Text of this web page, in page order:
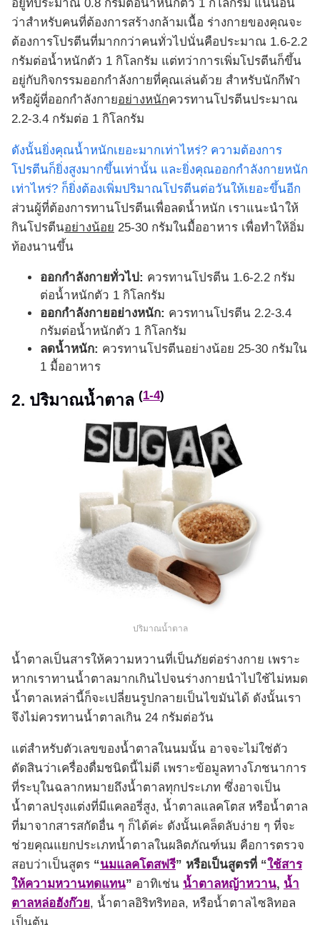
อยู่ที่ประมาณ 0.8 กรัมต่อน้ำหนักตัว 1 กิโลกรัม แน่นอน
ว่าสำหรับคนที่ต้องการสร้างกล้ามเนื้อ ร่างกายของคุณจะ
ต้องการโปรตีนที่มากกว่าคนทั่วไปนั่นคือประมาณ 1.6-2.2
กรัมต่อน้ำหนักตัว 1 กิโลกรัม แต่ทว่าการเพิ่มโปรตีนก็ขึ้น
อยู่กับกิจกรรมออกกำลังกายที่คุณเล่นด้วย สำหรับนักกีฬา
หรือผู้ที่ออกกำลังกายอย่างหนักควรทานโปรตีนประมาณ
2.2-3.4 กรัมต่อ 1 กิโลกรัม
ดังนั้นยิ่งคุณน้ำหนักเยอะมากเท่าไหร่? ความต้องการ
โปรตีนก็ยิ่งสูงมากขึ้นเท่านั้น และยิ่งคุณออกกำลังกายหนัก
เท่าไหร่? ก็ยิ่งต้องเพิ่มปริมาณโปรตีนต่อวันให้เยอะขึ้นอีก
ส่วนผู้ที่ต้องการทานโปรตีนเพื่อลดน้ำหนัก เราแนะนำให้
กินโปรตีนอย่างน้อย 25-30 กรัมในมื้ออาหาร เพื่อทำให้อิ่ม
ท้องนานขึ้น
ออกกำลังกายทั่วไป: ควรทานโปรตีน 1.6-2.2 กรัม
ต่อน้ำหนักตัว 1 กิโลกรัม
ออกกำลังกายอย่างหนัก: ควรทานโปรตีน 2.2-3.4
กรัมต่อน้ำหนักตัว 1 กิโลกรัม
ลดน้ำหนัก: ควรทานโปรตีนอย่างน้อย 25-30 กรัมใน
1 มื้ออาหาร
2. ปริมาณน้ำตาล (1-4)
ปริมาณน้ำตาล
น้ำตาลเป็นสารให้ความหวานที่เป็นภัยต่อร่างกาย เพราะ
หากเราทานน้ำตาลมากเกินไปจนร่างกายนำไปใช้ไม่หมด
น้ำตาลเหล่านี้ก็จะเปลี่ยนรูปกลายเป็นไขมันได้ ดังนั้นเรา
จึงไม่ควรทานน้ำตาลเกิน 24 กรัมต่อวัน
แต่สำหรับตัวเลขของน้ำตาลในนมนั้น อาจจะไม่ใช่ตัว
ตัดสินว่าเครื่องดื่มชนิดนี้ไม่ดี เพราะข้อมูลทางโภชนาการ
ที่ระบุในฉลากหมายถึงน้ำตาลทุกประเภท ซึ่งอาจเป็น
น้ำตาลปรุงแต่งที่มีแคลอรี่สูง, น้ำตาลแลคโตส หรือน้ำตาล
ที่มาจากสารสกัดอื่น ๆ ก็ได้ค่ะ ดังนั้นเคล็ดลับง่าย ๆ ที่จะ
ช่วยคุณแยกประเภทน้ำตาลในผลิตภัณฑ์นม คือการตรวจ
สอบว่าเป็นสูตร “นมแลคโตสฟรี” หรือเป็นสูตรที่ “ใช้สาร
ให้ความหวานทดแทน” อาทิเช่น น้ำตาลหญ้าหวาน, น้ำ
ตาลหล่อฮังก๊วย, น้ำตาลอิริทริทอล, หรือน้ำตาลไซลิทอล